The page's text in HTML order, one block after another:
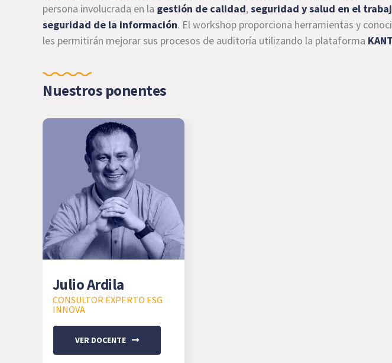
persona involucrada en la gestión de calidad,seguridad y salud en el
seguridad de la información. El workshop proporciona herramientas y
les permitirán mejorar sus procesos de auditoría utilizando la plataforma
Nuestros ponentes
Julio Ardila
CONSULTOR EXPERTO ESG
INNOVA
VER DOCENTE